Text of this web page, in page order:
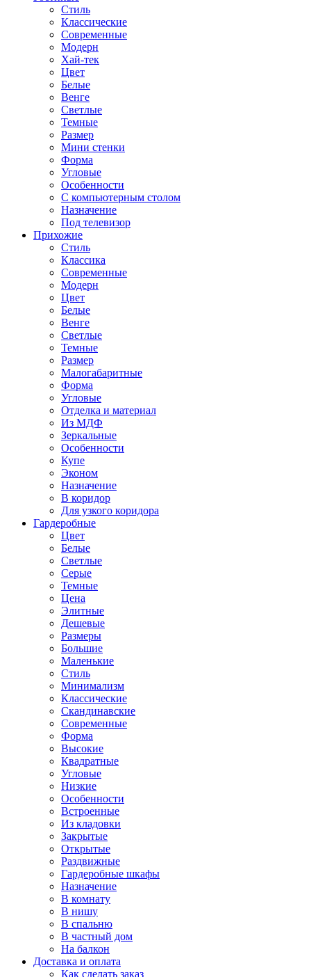
Стиль
Классические
Современные
Модерн
Хай-тек
Цвет
Белые
Венге
Светлые
Темные
Размер
Мини стенки
Форма
Угловые
Особенности
С компьютерным столом
Назначение
Под телевизор
Прихожие
Стиль
Классика
Современные
Модерн
Цвет
Белые
Венге
Светлые
Темные
Размер
Малогабаритные
Форма
Угловые
Отделка и материал
Из МДФ
Зеркальные
Особенности
Купе
Эконом
Назначение
В коридор
Для узкого коридора
Гардеробные
Цвет
Белые
Светлые
Серые
Темные
Цена
Элитные
Дешевые
Размеры
Большие
Маленькие
Стиль
Минимализм
Классические
Скандинавские
Современные
Форма
Высокие
Квадратные
Угловые
Низкие
Особенности
Встроенные
Из кладовки
Закрытые
Открытые
Раздвижные
Гардеробные шкафы
Назначение
В комнату
В нишу
В спальню
В частный дом
На балкон
Доставка и оплата
Как сделать заказ